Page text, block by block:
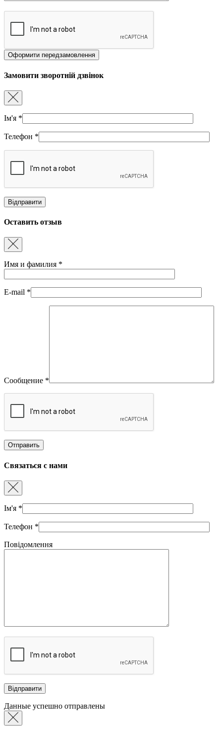
Замовити зворотній дзвінок
Ім'я *
Телефон *
Оставить отзыв
Имя и фамилия *
E-mail *
Сообщение *
Связаться с нами
Ім'я *
Телефон *
Повідомлення
Данные успешно отправлены